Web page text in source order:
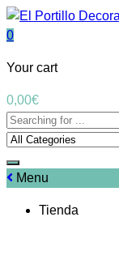
0
Your cart
0,00€
Menu
Tienda